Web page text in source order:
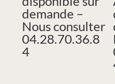
demande –
Nous consulter
04.28.70.36.8
4